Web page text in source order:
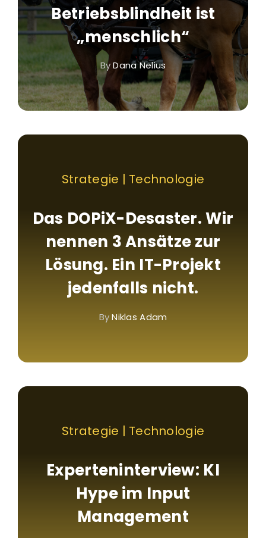
Betriebsblindheit ist
„menschlich“
ByDana Nelius
Strategie | Technologie
Das DOPiX-Desaster. Wir
nennen 3 Ansätze zur
Lösung. Ein IT-Projekt
jedenfalls nicht.
ByNiklas Adam
Strategie | Technologie
Experteninterview: KI
Hype im Input
Management